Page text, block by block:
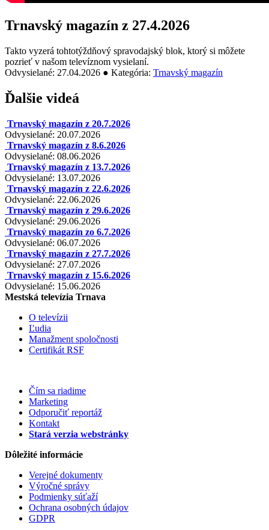
Trnavský magazín z 27.4.2026
Takto vyzerá tohtotýždňový spravodajský blok, ktorý si môžete
pozrieť v našom televíznom vysielaní.
Odvysielané: 27.04.2026 ● Kategória: Trnavský magazín
Ďalšie videá
Trnavský magazín z 20.7.2026
Odvysielané: 20.07.2026
Trnavský magazín z 8.6.2026
Odvysielané: 08.06.2026
Trnavský magazín z 13.7.2026
Odvysielané: 13.07.2026
Trnavský magazín z 22.6.2026
Odvysielané: 22.06.2026
Trnavský magazín z 29.6.2026
Odvysielané: 29.06.2026
Trnavský magazín zo 6.7.2026
Odvysielané: 06.07.2026
Trnavský magazín z 27.7.2026
Odvysielané: 27.07.2026
Trnavský magazín z 15.6.2026
Odvysielané: 15.06.2026
Mestská televízia Trnava
O televízii
Ľudia
Manažment spoločnosti
Certifikát RSF
Čím sa riadime
Marketing
Odporučiť reportáž
Kontakt
Stará verzia webstránky
Dôležité informácie
Verejné dokumenty
Výročné správy
Podmienky súťaží
Ochrana osobných údajov
GDPR